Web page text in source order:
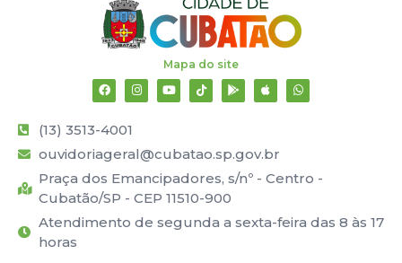
Mapa do site
(13) 3513-4001
ouvidoriageral@cubatao.sp.gov.br
Praça dos Emancipadores, s/nº - Centro -
Cubatão/SP - CEP 11510-900
Atendimento de segunda a sexta-feira das 8 às 17
horas